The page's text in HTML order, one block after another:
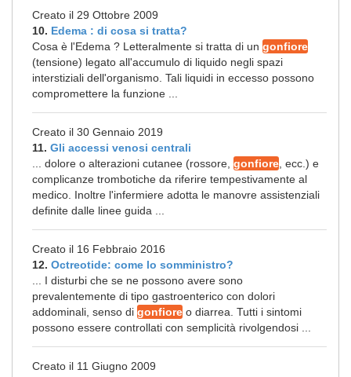
Creato il 29 Ottobre 2009
10. Edema : di cosa si tratta?
Cosa è l'Edema ? Letteralmente si tratta di un gonfiore
(tensione) legato all'accumulo di liquido negli spazi
interstiziali dell'organismo. Tali liquidi in eccesso possono
compromettere la funzione ...
Creato il 30 Gennaio 2019
11. Gli accessi venosi centrali
... dolore o alterazioni cutanee (rossore, gonfiore , ecc.) e
complicanze trombotiche da riferire tempestivamente al
medico. Inoltre l'infermiere adotta le manovre assistenziali
definite dalle linee guida ...
Creato il 16 Febbraio 2016
12. Octreotide: come lo somministro?
... I disturbi che se ne possono avere sono
prevalentemente di tipo gastroenterico con dolori
addominali, senso di gonfiore o diarrea. Tutti i sintomi
possono essere controllati con semplicità rivolgendosi ...
Creato il 11 Giugno 2009